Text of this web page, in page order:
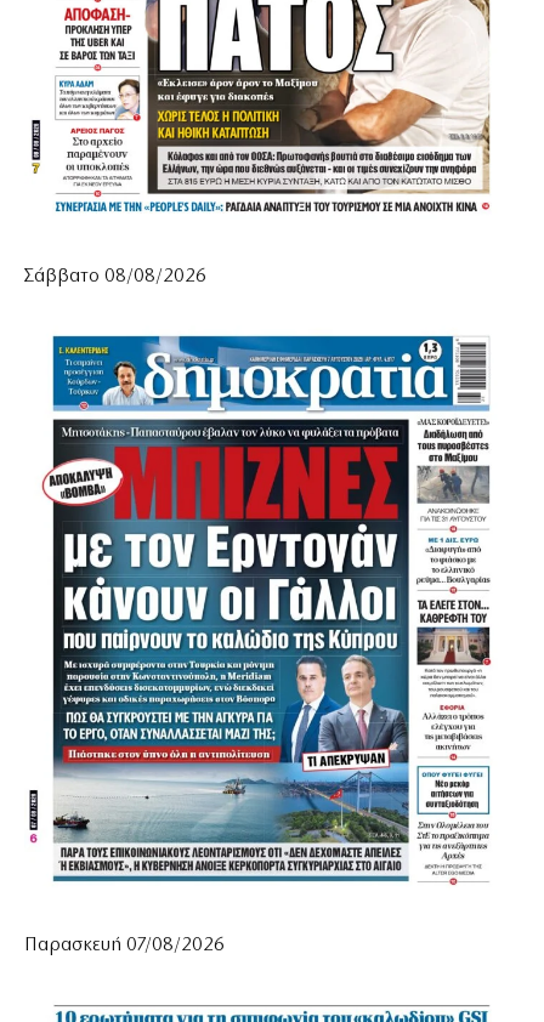
Σάββατο 08/08/2026
Παρασκευή 07/08/2026